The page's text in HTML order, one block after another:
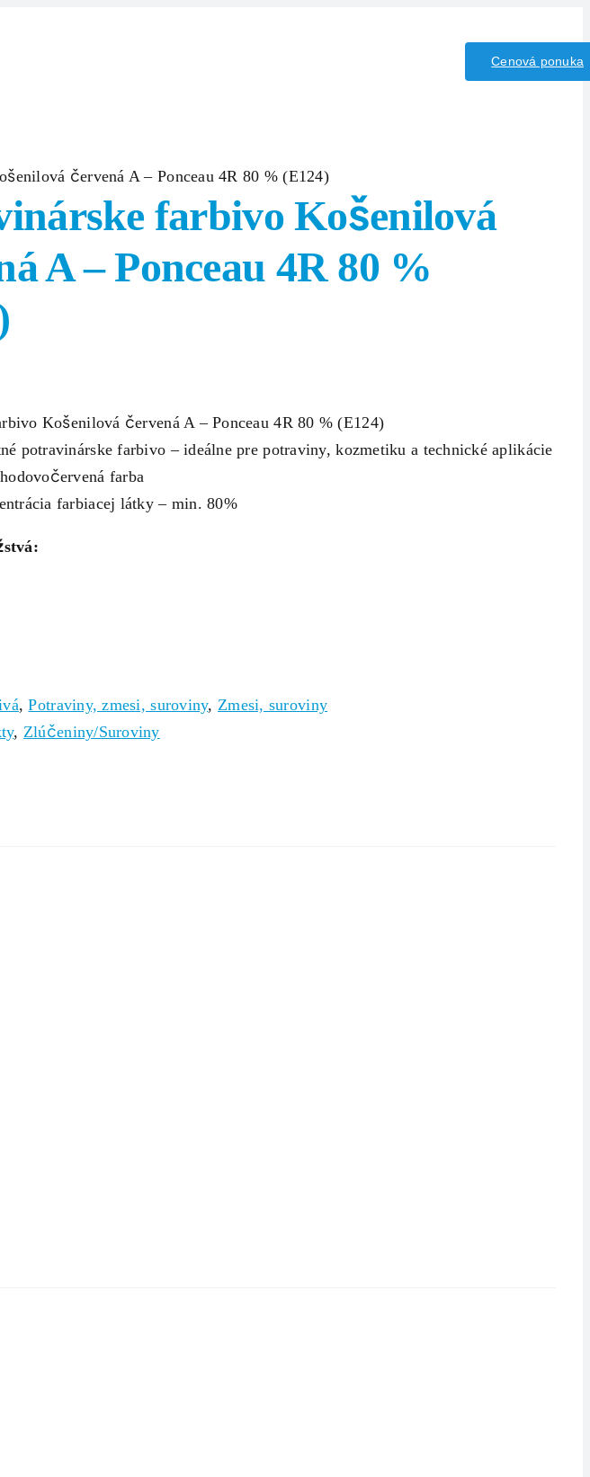
Cenová ponuka
červená A – Ponceau 4R 80 % (E124)
farbivo Košenilová
A – Ponceau 4R 80 %
Košenilová červená A – Ponceau 4R 80 % (E124)
potravinárske farbivo – ideálne pre potraviny, kozmetiku a technické aplikácie
farba
farbiacej látky – min. 80%
,Potraviny, zmesi, suroviny, Zmesi, suroviny
, Zlúčeniny/Suroviny